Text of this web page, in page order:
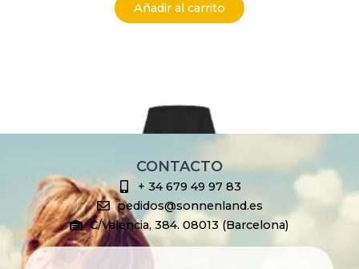
Añadir al carrito
CONTACTO
+ 34 679 49 97 83
pedidos@sonnenland.es
C/Valencia, 384. 08013 (Barcelona)